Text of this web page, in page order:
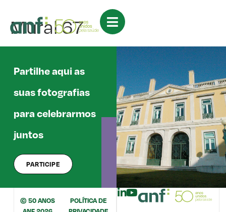
Mural 67
Partilhe aqui as
suas fotografias
para celebrarmos
juntos
PARTICIPE
© 50 ANOS
POLÍTICA DE